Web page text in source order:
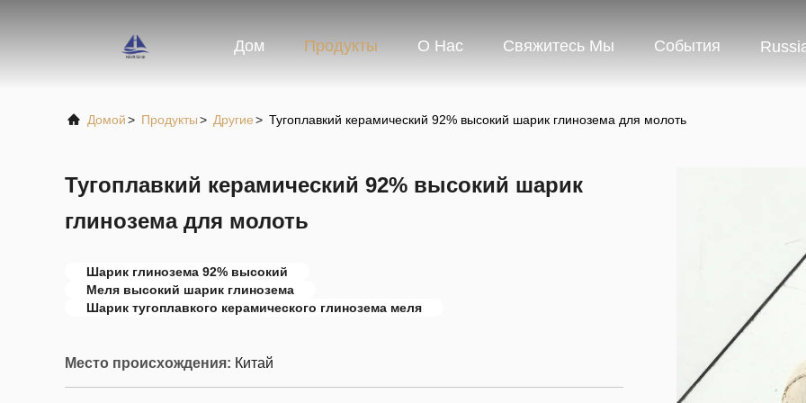
Дом Продукты О Нас Свяжитесь Мы События
Домой> Продукты> Другие> Тугоплавкий керамический 92% высокий шарик глинозема для молоть
Тугоплавкий керамический 92% высокий шарик
глинозема для молоть
Шарик глинозема 92% высокий
Меля высокий шарик глинозема
Шарик тугоплавкого керамического глинозема меля
Место происхождения: Китай